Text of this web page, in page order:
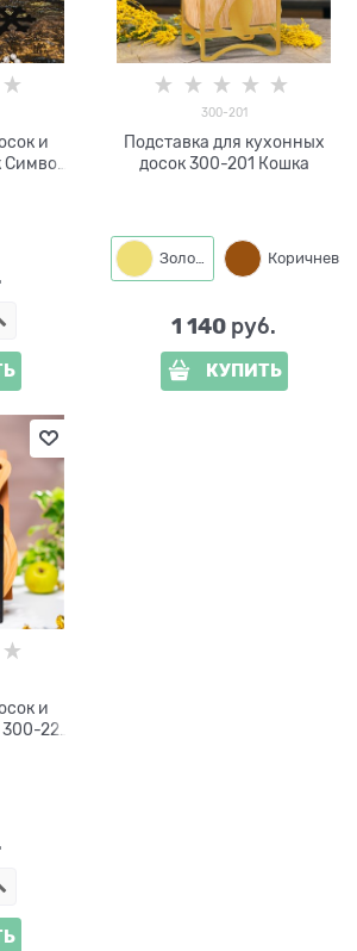
и
300-201
Подставка для кухонных
досок 300-201 Кошка
Золото
1 140 руб.
КУПИТЬ
и
222